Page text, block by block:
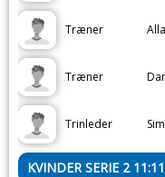
Træner
Træner
Trinleder
KVINDER SERIE 2